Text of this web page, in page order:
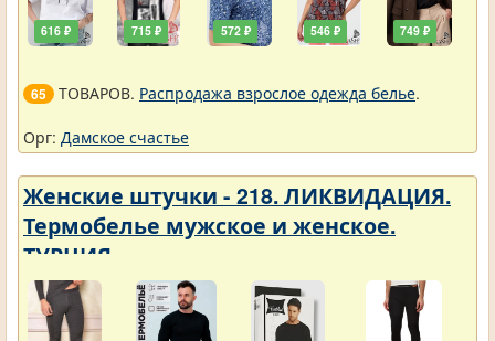
616 ₽ 715 ₽ 572 ₽ 546 ₽ 749 ₽
65 ТОВАРОВ. Распродажа взрослое одежда белье.
Орг: Дамское счастье
Женские штучки - 218. ЛИКВИДАЦИЯ.
Термобелье мужское и женское.
ТУРЦИЯ